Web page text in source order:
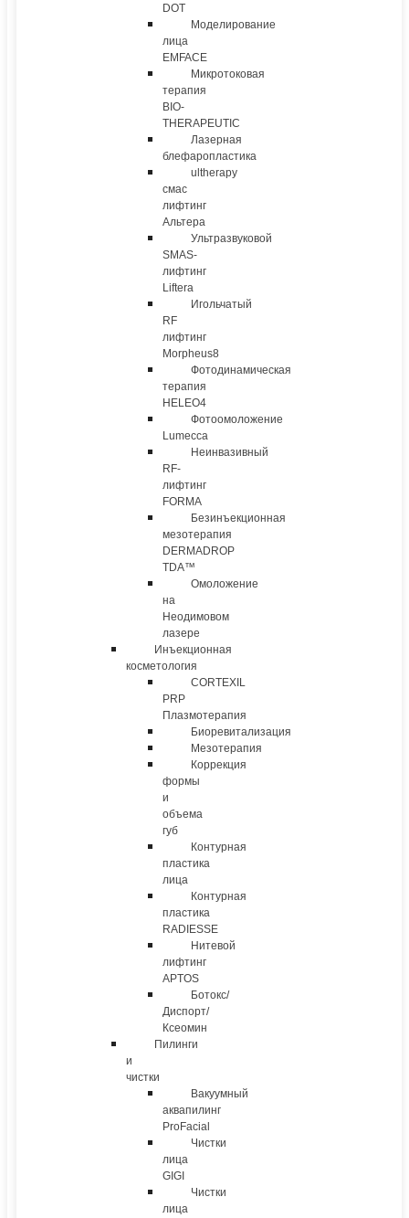
DOT
Моделирование
лица
EMFACE
Микротоковая
терапия
BIO-
THERAPEUTIC
Лазерная
блефаропластика
ultherapy
смас
лифтинг
Альтера
Ультразвуковой
SMAS-
лифтинг
Liftera
Игольчатый
RF
лифтинг
Morpheus8
Фотодинамическая
терапия
HELEO4
Фотоомоложение
Lumecca
Неинвазивный
RF-
лифтинг
FORMA
Безинъекционная
мезотерапия
DERMADROP
TDA™
Омоложение
на
Неодимовом
лазере
Инъекционная
косметология
CORTEXIL
PRP
Плазмотерапия
Биоревитализация
Мезотерапия
Коррекция
формы
и
объема
губ
Контурная
пластика
лица
Контурная
пластика
RADIESSE
Нитевой
лифтинг
APTOS
Ботокс/
Диспорт/
Ксеомин
Пилинги
и
чистки
Вакуумный
аквапилинг
ProFacial
Чистки
лица
GIGI
Чистки
лица